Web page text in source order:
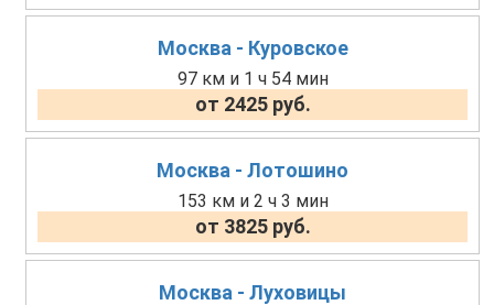
Москва - Куровское
97 км и 1 ч 54 мин
от 2425 руб.
Москва - Лотошино
153 км и 2 ч 3 мин
от 3825 руб.
Москва - Луховицы